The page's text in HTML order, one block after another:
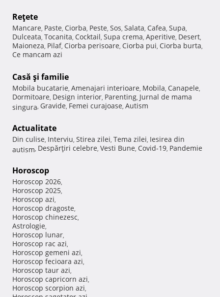
Reţete
Mancare, Paste, Ciorba, Peste, Sos, Salata, Cafea, Supa,
Dulceata, Tocanita, Cocktail, Supa crema, Aperitive, Desert,
Maioneza, Pilaf, Ciorba perisoare, Ciorba pui, Ciorba burta,
Ce mancam azi
Casă şi familie
Mobila bucatarie, Amenajari interioare, Mobila, Canapele,
Dormitoare, Design interior, Parenting, Jurnal de mama
singura, Gravide, Femei curajoase, Autism
Actualitate
Din culise, Interviu, Stirea zilei, Tema zilei, Iesirea din
autism, Despărţiri celebre, Vesti Bune, Covid-19, Pandemie
Horoscop
Horoscop 2026,
Horoscop 2025,
Horoscop azi,
Horoscop dragoste,
Horoscop chinezesc,
Astrologie,
Horoscop lunar,
Horoscop rac azi,
Horoscop gemeni azi,
Horoscop fecioara azi,
Horoscop taur azi,
Horoscop capricorn azi,
Horoscop scorpion azi,